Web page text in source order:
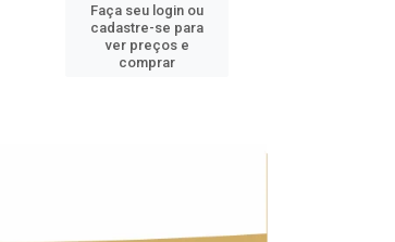
Faça seu login ou
cadastre-se para
ver preços e
comprar